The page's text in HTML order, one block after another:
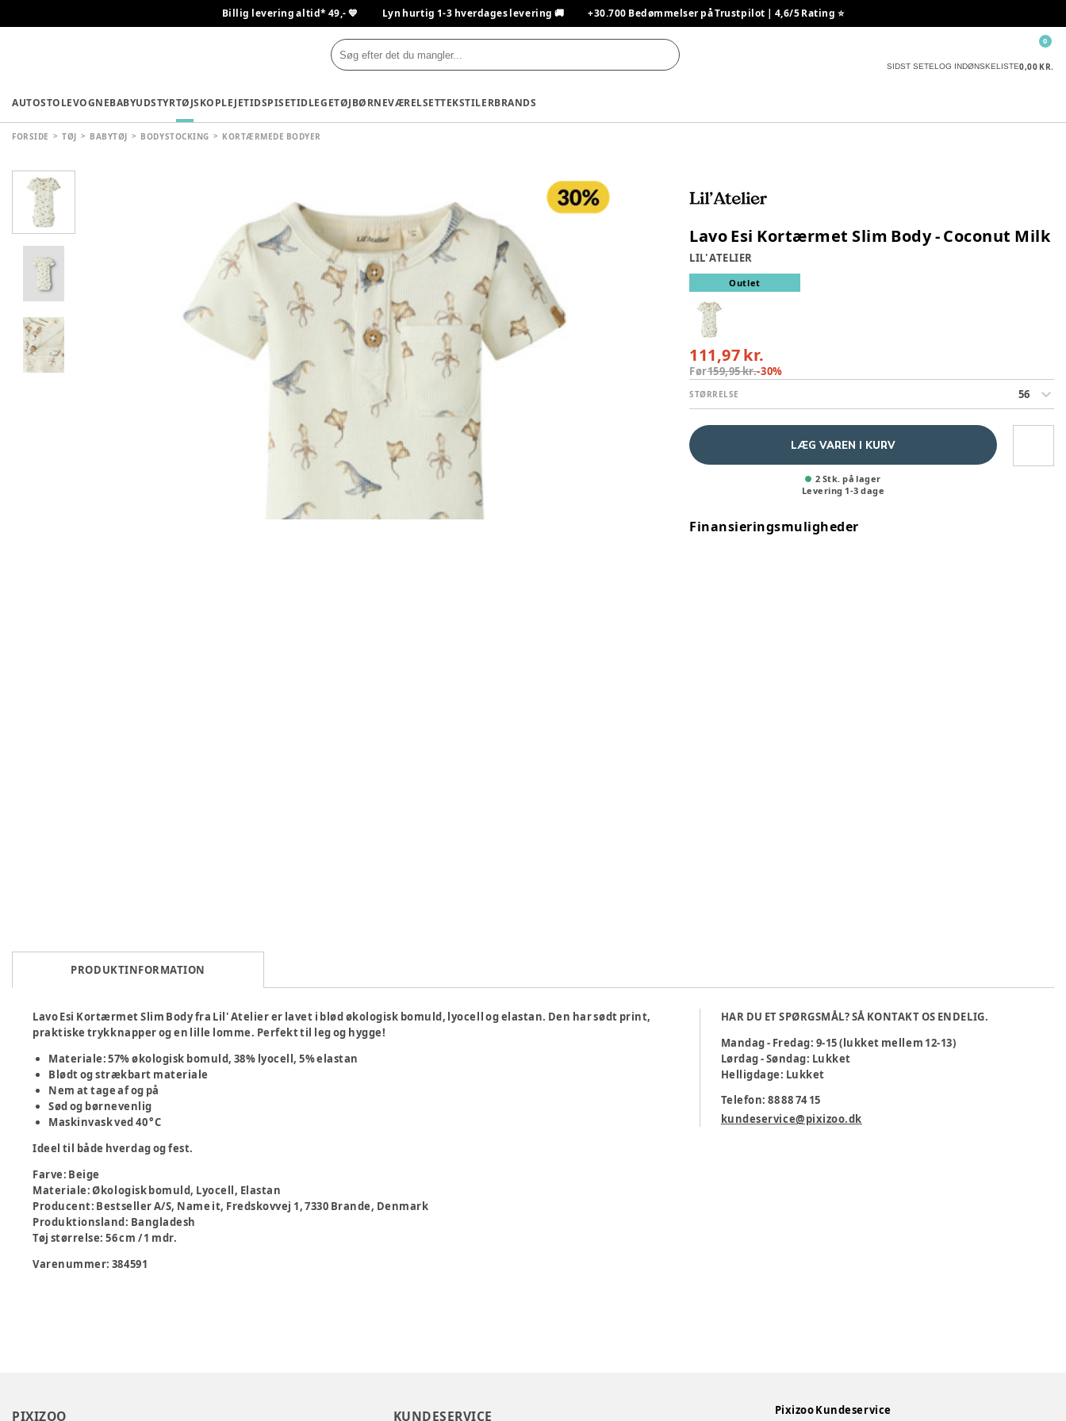
Billig levering altid* 49,- 💙 Lyn hurtig 1-3 hverdages levering 🚚 +30.700 Bedømmelser på Trustpilot | 4,6/5 Rating ⭐️
SIDST SETELOG INDØNSKELISTE0,00 KR.
0
AUTOSTOLEVOGNEBABYUDSTYRTØJSKOPLEJETIDSPISETIDLEGETØJBØRNEVÆRELSETTEKSTILERBRANDS
FORSIDE TØJ BABYTØJ BODYSTOCKING KORTÆRMEDE BODYER
Lavo Esi Kortærmet Slim Body - Coconut Milk
LIL' ATELIER
Outlet
111,97 kr.
Før159,95 kr.-30%
STØRRELSE 56
LÆG VAREN I KURV
2 Stk. på lager
Levering 1-3 dage
Finansieringsmuligheder
PRODUKTINFORMATION
Lavo Esi Kortærmet Slim Body fra Lil' Atelier er lavet i blød økologisk bomuld, lyocell og elastan. Den har sødt print,
praktiske trykknapper og en lille lomme. Perfekt til leg og hygge!
Materiale: 57% økologisk bomuld, 38% lyocell, 5% elastan
Blødt og strækbart materiale
Nem at tage af og på
Sød og børnevenlig
Maskinvask ved 40 °C
Ideel til både hverdag og fest.
Farve: Beige
Materiale:Økologisk bomuld, Lyocell, Elastan
Producent: Bestseller A/S, Name it, Fredskovvej 1, 7330 Brande, Denmark
Produktionsland: Bangladesh
Tøj størrelse:56 cm / 1 mdr.
Varenummer: 384591
HAR DU ET SPØRGSMÅL? SÅ KONTAKT OS ENDELIG.
Mandag - Fredag: 9-15 (lukket mellem 12-13)
Lørdag - Søndag: Lukket
Helligdage: Lukket
Telefon: 88 88 74 15
kundeservice@pixizoo.dk
PIXIZOO KUNDESERVICE
Pixizoo Kundeservice